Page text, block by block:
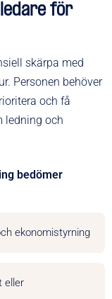
för
skärpa med
Personen behöver
och få
ledning och
bedömer
ekonomistyrning
eller